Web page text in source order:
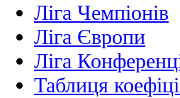
Ліга Чемпіонів
Ліга Європи
Ліга
Таблиця